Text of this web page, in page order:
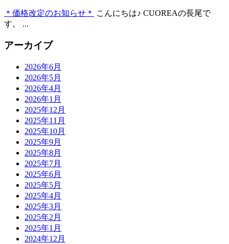
＊価格改定のお知らせ＊
こんにちは♪ CUOREAの長尾で
す。 ...
アーカイブ
2026年6月
2026年5月
2026年4月
2026年1月
2025年12月
2025年11月
2025年10月
2025年9月
2025年8月
2025年7月
2025年6月
2025年5月
2025年4月
2025年3月
2025年2月
2025年1月
2024年12月